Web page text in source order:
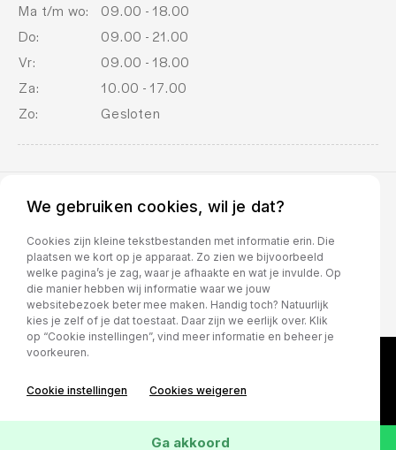
Ma t/m wo:
09.00 - 18.00
Do:
09.00 - 21.00
Vr:
09.00 - 18.00
Za:
10.00 - 17.00
Zo:
Gesloten
BOVAG voorwaarden
We gebruiken cookies, wil je dat?
Cookies zijn kleine tekstbestanden met informatie erin. Die
plaatsen we kort op je apparaat. Zo zien we bijvoorbeeld
welke pagina’s je zag, waar je afhaakte en wat je invulde. Op
die manier hebben wij informatie waar we jouw
websitebezoek beter mee maken. Handig toch? Natuurlijk
kies je zelf of je dat toestaat. Daar zijn we eerlijk over. Klik
op “Cookie instellingen”, vind meer informatie en beheer je
voorkeuren.
Cookie instellingen Cookies weigeren
Ga akkoord